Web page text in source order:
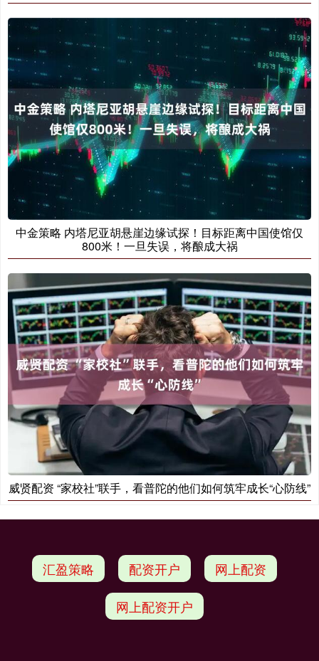
中金策略 内塔尼亚胡悬崖边缘试探！目标距离中国使馆仅
800米！一旦失误，将酿成大祸
威贤配资 “家校社”联手，看普陀的他们如何筑牢成长“心防线”
汇盈策略 配资开户 网上配资
网上配资开户